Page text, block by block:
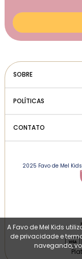
SOBRE
POLÍTICAS
CONTATO
2025 Favo de Mel
A Favo de Mel Kids
de privacidade e
navegando,